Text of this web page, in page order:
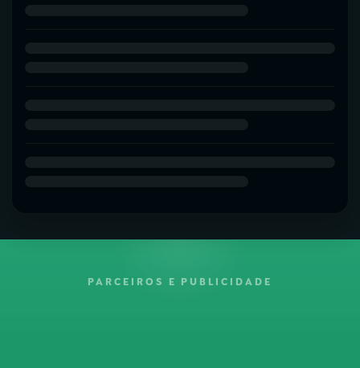
PARCEIROS E PUBLICIDADE